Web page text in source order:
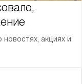
акциях и